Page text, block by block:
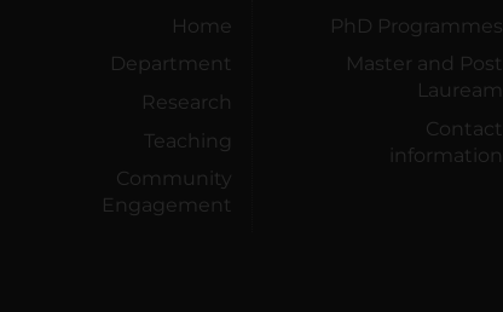
Home
Department
Research
Teaching
Community
Engagement
PhD Programmes
Master and Post
Lauream
Contact
information